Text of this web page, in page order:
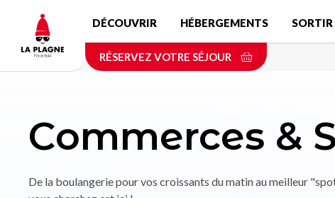
contenu
principal
DÉCOUVRIR HÉBERGEMENTS SORTIR
RÉSERVEZ VOTRE SÉJOUR
Commerces &
De la boulangerie pour vos croissants du matin au meilleur